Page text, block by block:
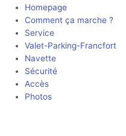
Homepage
Comment ça marche ?
Service
Valet-Parking-Francfort
Navette
Sécurité
Accès
Photos